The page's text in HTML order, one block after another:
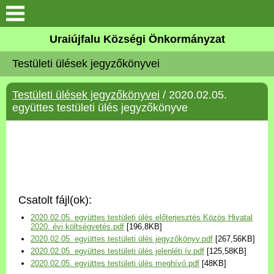
Köszöntő
Elérhetőségek
Uraiújfalu
Választási információk
Versenyképes Járások
Program
Uraiújfalu Községi Önkormányzat
Testületi ülések jegyzőkönyvei
Testületi ülések jegyzőkönyvei / 2020.02.05.
együttes testületi ülés jegyzőkönyve
Csatolt fájl(ok):
2020.02.05. együttes testületi ülés előterjesztés Közös Hivatal
2020. évi költségvetés.pdf [196,8KB]
2020.02.05. együttes testületi ülés jegyzőkönyv.pdf [267,56KB]
2020.02.05. együttes testületi ülés jelenléti ív.pdf [125,58KB]
2020.02.05. együttes testületi ülés meghívó.pdf [48KB]